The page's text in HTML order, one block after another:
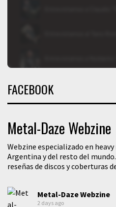
FACEBOOK
Metal-Daze Webzine
Webzine especializado en
Argentina y del resto del
reseñas de discos y coberturas
Metal-Daze Webzine
2 days ago